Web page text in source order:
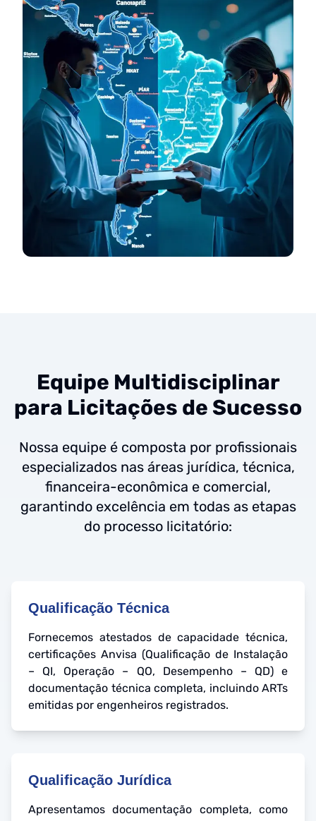
Equipe Multidisciplinar
para Licitações de Sucesso
Nossa equipe é composta por profissionais
especializados nas áreas jurídica, técnica,
financeira-econômica e comercial,
garantindo excelência em todas as etapas
do processo licitatório:
Qualificação Técnica
Fornecemos atestados de capacidade técnica,
certificações Anvisa (Qualificação de Instalação
– QI, Operação – QO, Desempenho – QD) e
documentação técnica completa, incluindo ARTs
emitidas por engenheiros registrados.
Qualificação Jurídica
Apresentamos documentação completa, como